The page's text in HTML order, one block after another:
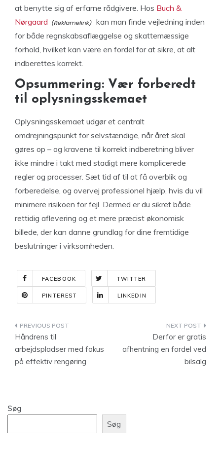
at benytte sig af erfarne rådgivere. Hos Buch &
Nørgaard
kan man finde vejledning inden
for både regnskabsaflæggelse og skattemæssige
forhold, hvilket kan være en fordel for at sikre, at alt
indberettes korrekt.
Opsummering: Vær forberedt
til oplysningsskemaet
Oplysningsskemaet udgør et centralt
omdrejningspunkt for selvstændige, når året skal
gøres op – og kravene til korrekt indberetning bliver
ikke mindre i takt med stadigt mere komplicerede
regler og processer. Sæt tid af til at få overblik og
forberedelse, og overvej professionel hjælp, hvis du vil
minimere risikoen for fejl. Dermed er du sikret både
rettidig aflevering og et mere præcist økonomisk
billede, der kan danne grundlag for dine fremtidige
beslutninger i virksomheden.
FACEBOOK TWITTER
PINTEREST LINKEDIN
Indlægsnavigation
Håndrens til
arbejdspladser med fokus
på effektiv rengøring
Derfor er gratis
afhentning en fordel ved
bilsalg
Søg
Søg